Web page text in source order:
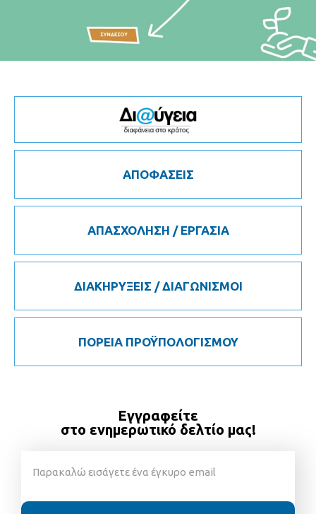
ΑΠΟΦΑΣΕΙΣ
ΑΠΑΣΧΟΛΗΣΗ / ΕΡΓΑΣΙΑ
ΔΙΑΚΗΡΥΞΕΙΣ / ΔΙΑΓΩΝΙΣΜΟΙ
ΠΟΡΕΙΑ ΠΡΟΫΠΟΛΟΓΙΣΜΟΥ
Εγγραφείτε
στο ενημερωτικό δελτίο μας!